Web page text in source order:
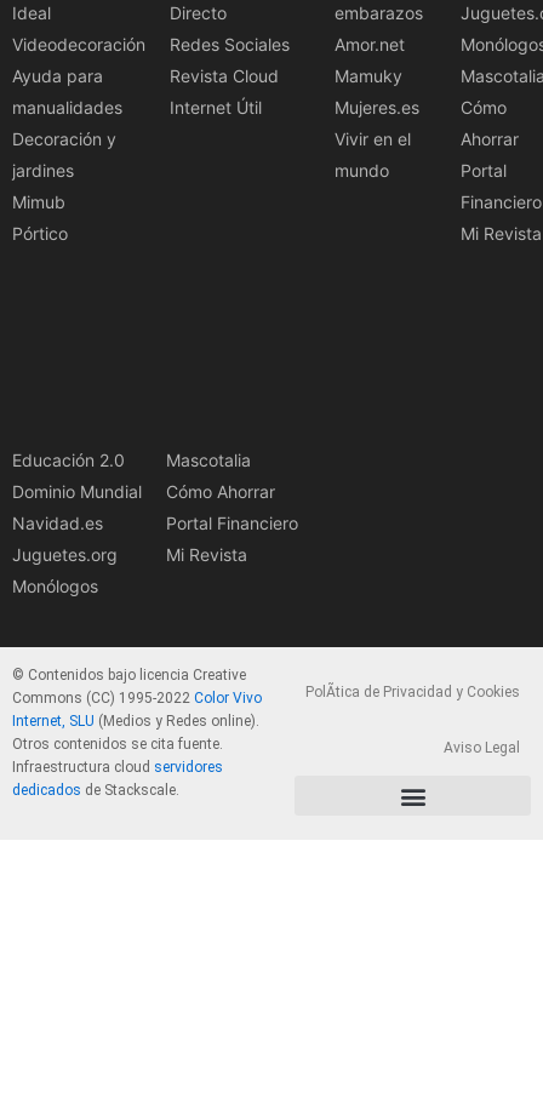
Ideal
Videodecoración
Ayuda para
manualidades
Decoración y
jardines
Mimub
Pórtico
Directo
Redes Sociales
Revista Cloud
Internet Útil
embarazos
Amor.net
Mamuky
Mujeres.es
Vivir en el
mundo
Cómo
Ahorrar
Portal
Financiero
Mi Revista
Educación 2.0
Dominio Mundial
Navidad.es
Juguetes.org
Monólogos
Mascotalia
Cómo Ahorrar
Portal Financiero
Mi Revista
© Contenidos bajo licencia Creative
Commons (CC) 1995-2022 Color Vivo
Internet, SLU (Medios y Redes online).
Otros contenidos se cita fuente.
Infraestructura cloud servidores
dedicados de Stackscale.
PolÃ­tica de Privacidad y Cookies
Aviso Legal